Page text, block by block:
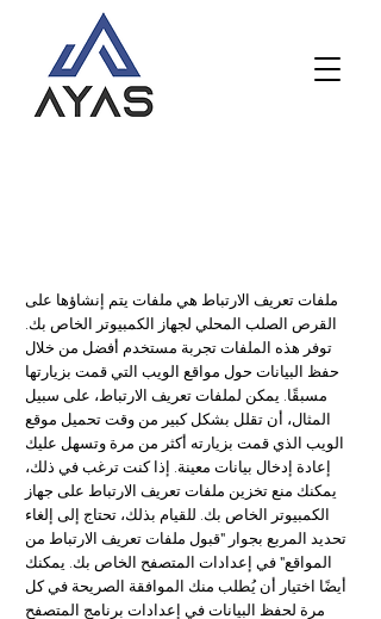
ملفات تعريف الارتباط هي ملفات يتم إنشاؤها على
القرص الصلب المحلي لجهاز الكمبيوتر الخاص بك.
توفر هذه الملفات تجربة مستخدم أفضل من خلال
حفظ البيانات حول مواقع الويب التي قمت بزيارتها
مسبقًا. يمكن لملفات تعريف الارتباط، على سبيل
المثال، أن تقلل بشكل كبير من وقت تحميل موقع
الويب الذي قمت بزيارته أكثر من مرة وتسهل عليك
إعادة إدخال بيانات معينة. إذا كنت ترغب في ذلك،
يمكنك منع تخزين ملفات تعريف الارتباط على جهاز
الكمبيوتر الخاص بك. للقيام بذلك، تحتاج إلى إلغاء
تحديد المربع بجوار "قبول ملفات تعريف الارتباط من
المواقع" في إعدادات المتصفح الخاص بك. يمكنك
أيضًا اختيار أن يُطلب منك الموافقة الصريحة في كل
مرة لحفظ البيانات في إعدادات برنامج المتصفح